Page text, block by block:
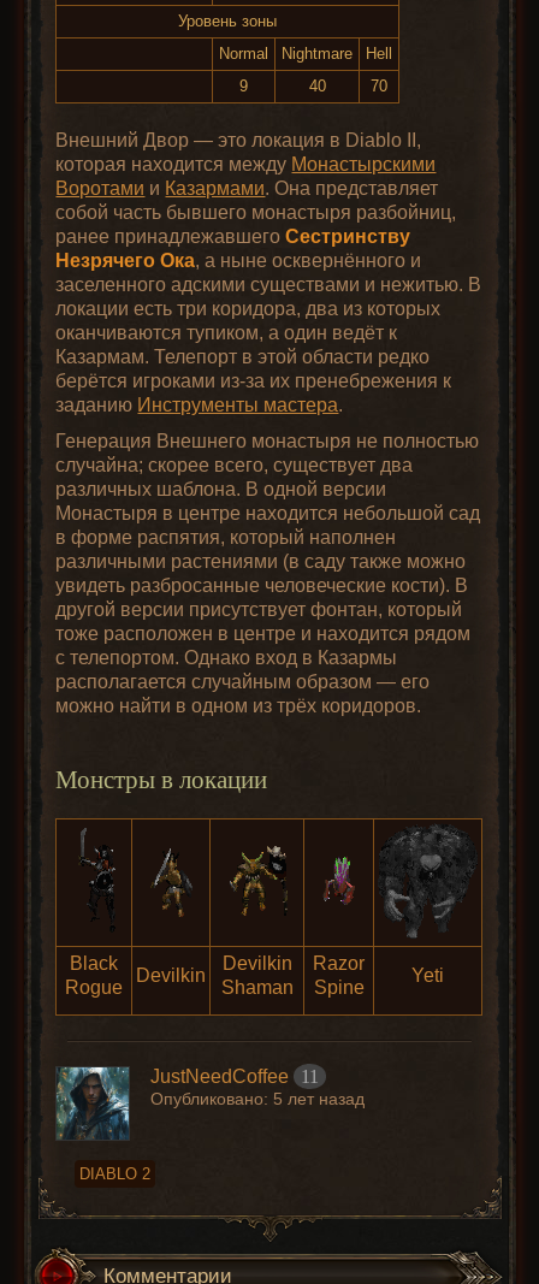
Уровень зоны
Normal
Nightmare
Hell
9
40 70
Внешний Двор — это локация в Diablo II,
которая находится между Монастырскими
Воротами и Казармами. Она представляет
собой часть бывшего монастыря разбойниц,
ранее принадлежавшегоСестринству
Незрячего Ока, а ныне осквернённого и
заселенного адскими существами и нежитью. В
локации есть три коридора, два из которых
оканчиваются тупиком, а один ведёт к
Казармам. Телепорт в этой области редко
берётся игроками из-за их пренебрежения к
заданию Инструменты мастера.
Генерация Внешнего монастыря не полностью
случайна; скорее всего, существует два
различных шаблона. В одной версии
Монастыря в центре находится небольшой сад
в форме распятия, который наполнен
различными растениями (в саду также можно
увидеть разбросанные человеческие кости). В
другой версии присутствует фонтан, который
тоже расположен в центре и находится рядом
с телепортом. Однако вход в Казармы
располагается случайным образом — его
можно найти в одном из трёх коридоров.
Монстры в локации
Black
Rogue
Devilkin
Devilkin
Shaman
Razor
Spine
Yeti
JustNeedCoffee 11
Опубликовано: 5 лет назад
DIABLO 2
Комментарии